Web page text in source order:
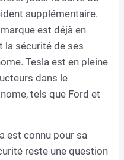
supplémentaire.
est déjà en
la sécurité de ses
Tesla est en pleine
dans le
tels que Ford et
est connu pour sa
reste une question